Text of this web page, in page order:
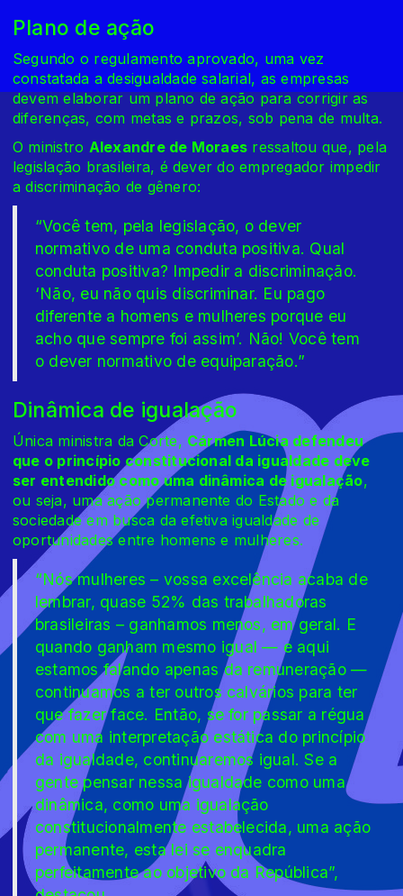
Plano de ação
Segundo o regulamento aprovado, uma vez
constatada a desigualdade salarial, as empresas
devem elaborar um plano de ação para corrigir as
diferenças, com metas e prazos, sob pena de multa.
O ministro Alexandre de Moraes ressaltou que, pela
legislação brasileira, é dever do empregador impedir
a discriminação de gênero:
“Você tem, pela legislação, o dever
normativo de uma conduta positiva. Qual
conduta positiva? Impedir a discriminação.
‘Não, eu não quis discriminar. Eu pago
diferente a homens e mulheres porque eu
acho que sempre foi assim’. Não! Você tem
o dever normativo de equiparação.”
Dinâmica de igualação
Única ministra da Corte, Cármen Lúcia defendeu
que o princípio constitucional da igualdade deve
ser entendido como uma dinâmica de igualação,
ou seja, uma ação permanente do Estado e da
sociedade em busca da efetiva igualdade de
oportunidades entre homens e mulheres.
“Nós mulheres – vossa excelência acaba de
lembrar, quase 52% das trabalhadoras
brasileiras – ganhamos menos, em geral. E
quando ganham mesmo igual — e aqui
estamos falando apenas da remuneração —
continuamos a ter outros calvários para ter
que fazer face. Então, se for passar a régua
com uma interpretação estática do princípio
da igualdade, continuaremos igual. Se a
gente pensar nessa igualdade como uma
dinâmica, como uma igualação
constitucionalmente estabelecida, uma ação
permanente, esta lei se enquadra
perfeitamente ao objetivo da República”,